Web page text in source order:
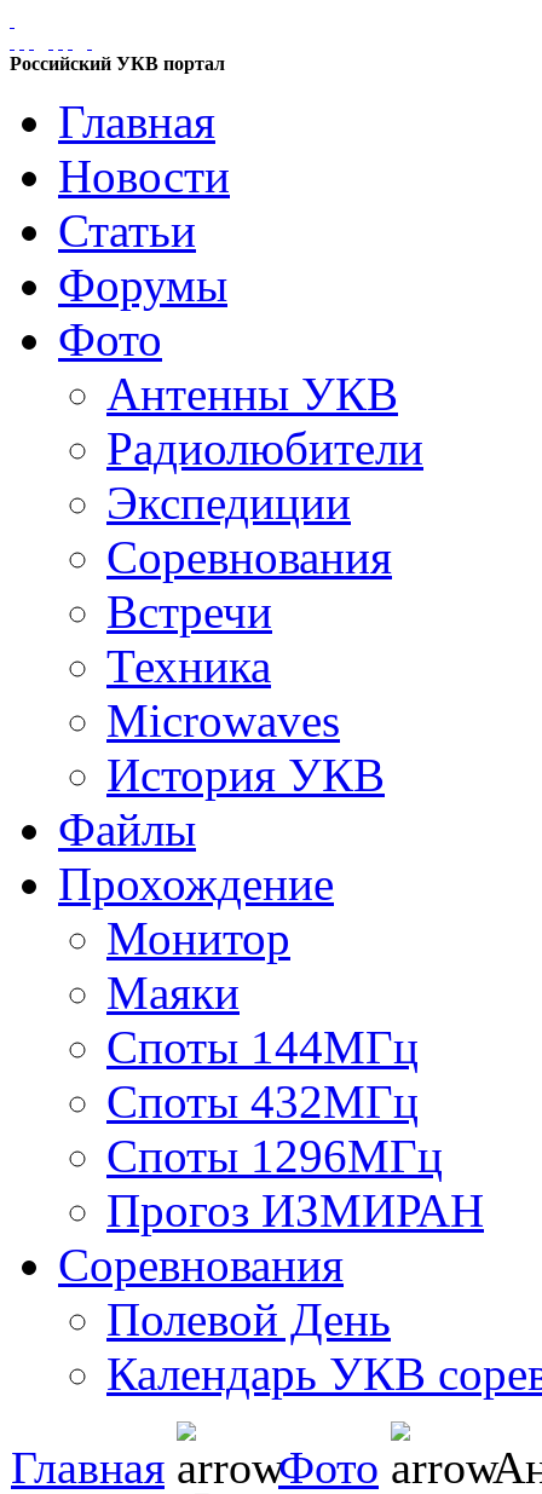
Российский УКВ портал
Главная
Новости
Статьи
Форумы
Фото
Антенны УКВ
Радиолюбители
Экспедиции
Соревнования
Встречи
Техника
Microwaves
История УКВ
Файлы
Прохождение
Монитор
Маяки
Споты 144МГц
Споты 432МГц
Споты 1296МГц
Прогоз ИЗМИРАН
Соревнования
Полевой День
Календарь УКВ
Главная Фото